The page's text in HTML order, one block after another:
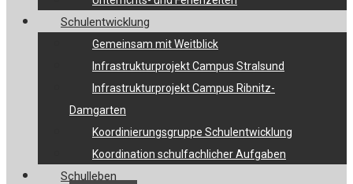
Schulentwicklung
Gemeinsam mit Weitblick
Infrastrukturprojekt Campus Stralsund
Infrastrukturprojekt Campus Ribnitz-
Damgarten
Koordinierungsgruppe Schulentwicklung
Koordination schulfachlicher Aufgaben
Schulleben